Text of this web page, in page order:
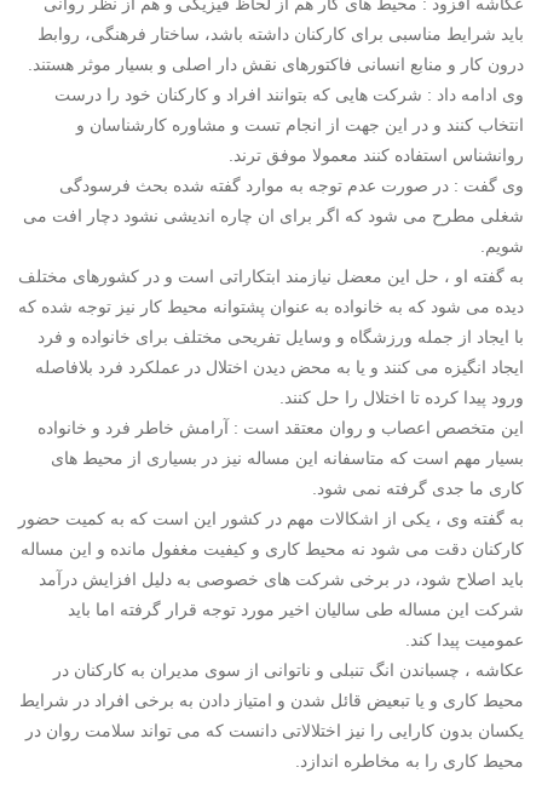
عکاشه افزود : محیط های کار هم از لحاظ فیزیکی و هم از نظر روانی
باید شرایط مناسبی برای کارکنان داشته باشد، ساختار فرهنگی، روابط
درون کار و منابع انسانی فاکتورهای نقش دار اصلی و بسیار موثر هستند.
وی ادامه داد : شرکت هایی که بتوانند افراد و کارکنان خود را درست
انتخاب کنند و در این جهت از انجام تست و مشاوره کارشناسان و
روانشناس استفاده کنند معمولا موفق ترند.
وی گفت : در صورت عدم توجه به موارد گفته شده بحث فرسودگی
شغلی مطرح می شود که اگر برای ان چاره اندیشی نشود دچار افت می
شویم.
به گفته او ، حل این معضل نیازمند ابتکاراتی است و در کشورهای مختلف
دیده می شود که به خانواده به عنوان پشتوانه محیط کار نیز توجه شده که
با ایجاد از جمله ورزشگاه و وسایل تفریحی مختلف برای خانواده و فرد
ایجاد انگیزه می کنند و یا به محض دیدن اختلال در عملکرد فرد بلافاصله
ورود پیدا کرده تا اختلال را حل کنند.
این متخصص اعصاب و روان معتقد است : آرامش خاطر فرد و خانواده
بسیار مهم است که متاسفانه این مساله نیز در بسیاری از محیط های
کاری ما جدی گرفته نمی شود.
به گفته وی ، یکی از اشکالات مهم در کشور این است که به کمیت حضور
کارکنان دقت می شود نه محیط کاری و کیفیت مغفول مانده و این مساله
باید اصلاح شود، در برخی شرکت های خصوصی به دلیل افزایش درآمد
شرکت این مساله طی سالیان اخیر مورد توجه قرار گرفته اما باید
عمومیت پیدا کند.
عکاشه ، چسباندن انگ تنبلی و ناتوانی از سوی مدیران به کارکنان در
محیط کاری و یا تبعیض قائل شدن و امتیاز دادن به برخی افراد در شرایط
یکسان بدون کارایی را نیز اختلالاتی دانست که می تواند سلامت روان در
محیط کاری را به مخاطره اندازد.